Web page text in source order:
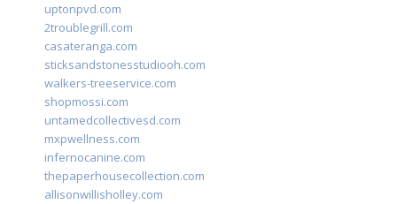
uptonpvd.com
2troublegrill.com
casateranga.com
sticksandstonesstudiooh.com
walkers-treeservice.com
shopmossi.com
untamedcollectivesd.com
mxpwellness.com
infernocanine.com
thepaperhousecollection.com
allisonwillisholley.com